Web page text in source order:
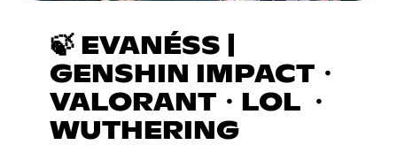
🍃 EVANÉSS |
GENSHIN IMPACT・
VALORANT・LOL ・
WUTHERING